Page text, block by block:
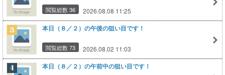
閲覧総数 36 2026.08.08 11:25
本日（８／２）の午後の狙い目です！
閲覧総数 73 2026.08.02 11:03
本日（８／２）の午前中の狙い目です！